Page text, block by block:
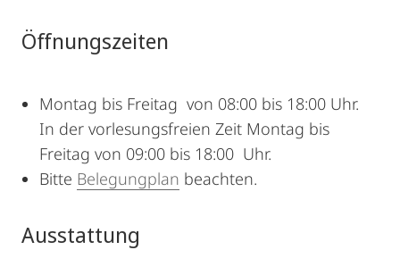
Öffnungszeiten
Montag bis Freitag von 08:00 bis 18:00 Uhr.
In der vorlesungsfreien Zeit Montag bis
Freitag von 09:00 bis 18:00 Uhr.
Bitte Belegungplan beachten.
Ausstattung